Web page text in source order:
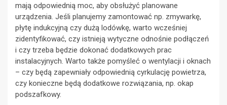
mają odpowiednią moc, aby obsłużyć planowane
urządzenia. Jeśli planujemy zamontować np. zmywarkę,
płytę indukcyjną czy dużą lodówkę, warto wcześniej
zidentyfikować, czy istnieją wytyczne odnośnie podłączeń
i czy trzeba będzie dokonać dodatkowych prac
instalacyjnych. Warto także pomyśleć o wentylacji i oknach
– czy będą zapewniały odpowiednią cyrkulację powietrza,
czy konieczne będą dodatkowe rozwiązania, np. okap
podszafkowy.